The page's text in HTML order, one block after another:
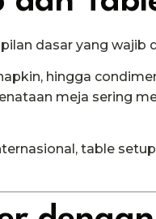
dasar yang wajib
hingga
meja sering
table